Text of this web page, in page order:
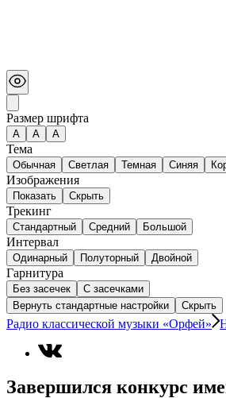
Размер шрифта
А A A
Тема
Обычная Светлая Темная Синяя
Изображения
Показать Скрыть
Трекинг
Стандартный Средний Большой
Интервал
Одинарный Полуторный Двойной
Гарнитура
Без засечек
С засечками
Вернуть стандартные настройки
Скрыть
Радио классической музыки «Орфей»
Завершился конкурс